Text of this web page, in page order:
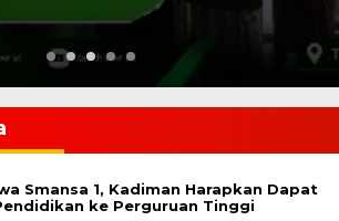
Smansa 1, Kadiman Harapkan Dapat
ke Perguruan Tinggi